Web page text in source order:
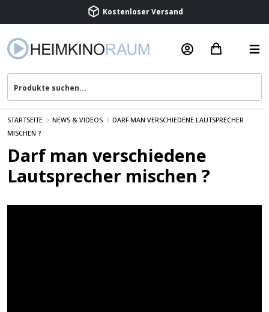
Kostenloser Versand
Beratung & Service
STARTSEITE NEWS & VIDEOS
DARF MAN VERSCHIEDENE LAUTSPRECHER
MISCHEN ?
Darf man verschiedene
Lautsprecher mischen ?